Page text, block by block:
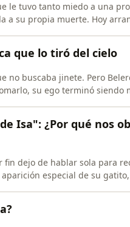
le tuvo tanto miedo a una
su propia muerte. Hoy
que lo tiró del cielo
no buscaba jinete. Pero
su ego terminó siendo
Isa": ¿Por qué nos
fin dejo de hablar sola para